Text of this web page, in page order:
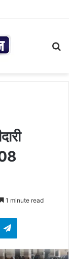
1 minute read
Telegram